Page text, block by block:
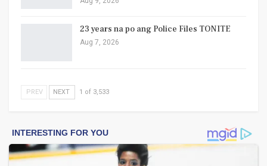
23 years na po ang Police Files TONITE
Aug 7, 2026
PREV NEXT 1 of 3,533